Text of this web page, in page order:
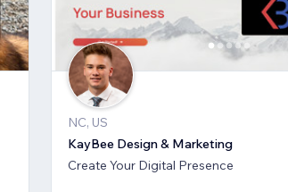
NC, US
KayBee Design & Marketing
Create Your Digital Presence